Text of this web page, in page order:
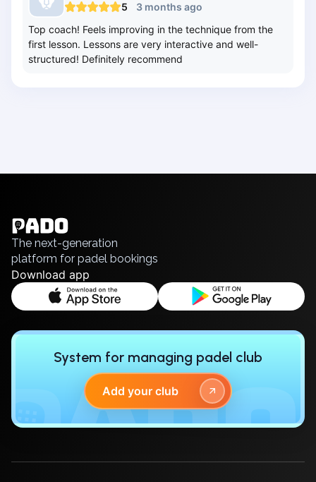
Trabki Wielkie
Turbia
Tychy
Warsaw
Chernivtsi
Dnipro
Ivano-Frankivsk
Kharkiv
Khmelnytskyi
Kryvyi Rih
Lutsk
Sumy
Uzhhorod
Zaporizhzhia
5
3 months ago
Top coach! Feels improving in the technique from the
first lesson. Lessons are very interactive and well-
structured! Definitely recommend
Polski
Русский
The next-generation
platform for padel bookings
Download app
System for managing padel club
Add your club